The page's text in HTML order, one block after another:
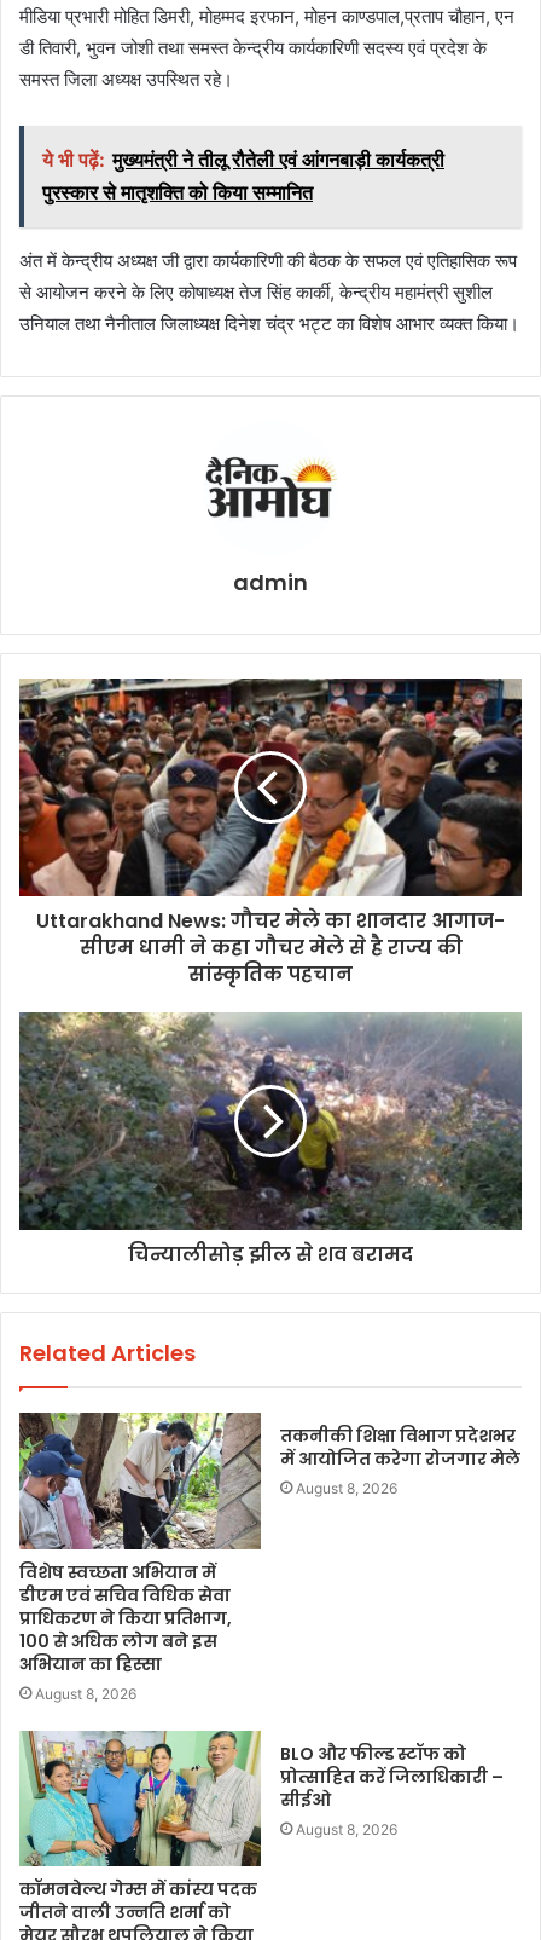
मीडिया प्रभारी मोहित डिमरी, मोहम्मद इरफान, मोहन काण्डपाल,प्रताप चौहान, एन
डी तिवारी, भुवन जोशी तथा समस्त केन्द्रीय कार्यकारिणी सदस्य एवं प्रदेश के
समस्त जिला अध्यक्ष उपस्थित रहे।
ये भी पढ़ें: मुख्यमंत्री ने तीलू रौतेली एवं आंगनबाड़ी कार्यकत्री
पुरस्कार से मातृशक्ति को किया सम्मानित
अंत में केन्द्रीय अध्यक्ष जी द्वारा कार्यकारिणी की बैठक के सफल एवं एतिहासिक रूप
से आयोजन करने के लिए कोषाध्यक्ष तेज सिंह कार्की, केन्द्रीय महामंत्री सुशील
उनियाल तथा नैनीताल जिलाध्यक्ष दिनेश चंद्र भट्ट का विशेष आभार व्यक्त किया।
admin
Uttarakhand News: गौचर मेले का शानदार आगाज-
सीएम धामी ने कहा गौचर मेले से है राज्य की
सांस्कृतिक पहचान
चिन्यालीसोड़ झील से शव बरामद
Related Articles
विशेष स्वच्छता अभियान में
डीएम एवं सचिव विधिक सेवा
प्राधिकरण ने किया प्रतिभाग,
100 से अधिक लोग बने इस
अभियान का हिस्सा
August 8, 2026
तकनीकी शिक्षा विभाग प्रदेशभर
में आयोजित करेगा रोजगार मेले
August 8, 2026
कॉमनवेल्थ गेम्स में कांस्य पदक
जीतने वाली उन्नति शर्मा को
BLO और फील्ड स्टॉफ को
प्रोत्साहित करें जिलाधिकारी –
सीईओ
August 8, 2026